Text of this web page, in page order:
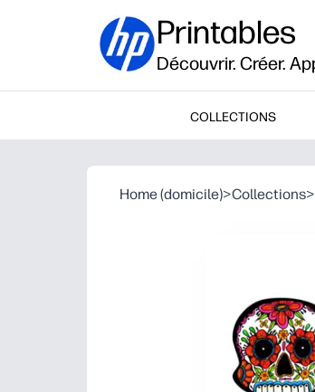
Printables
Découvrir. Créer.
COLLECTIONS
Home (domicile)>Collections>